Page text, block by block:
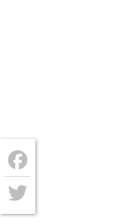
Facebook